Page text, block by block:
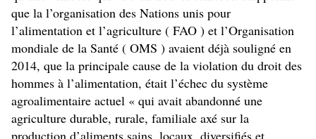
que la l’organisation des Nations unis pour
l’alimentation et l’agriculture ( FAO ) et l’Organisation
mondiale de la Santé ( OMS ) avaient déjà souligné en
2014, que la principale cause de la violation du droit des
hommes à l’alimentation, était l’échec du système
agroalimentaire actuel « qui avait abandonné une
agriculture durable, rurale, familiale axé sur la
production d’aliments sains, locaux, diversifiés et